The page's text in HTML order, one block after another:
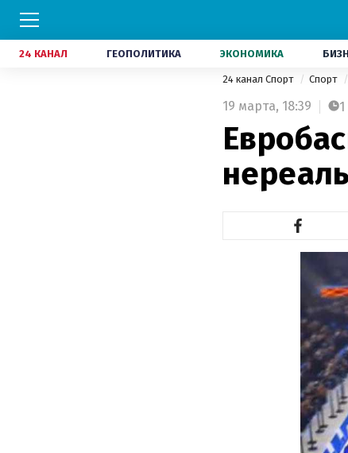
24 КАНАЛ ГЕОПОЛИТИКА ЭКОНОМИКА
24 канал Спорт Спорт
19 марта, 18:39 1